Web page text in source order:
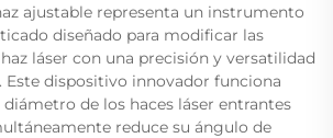
ajustable representa un instrumento
diseñado para modificar las
láser con una precisión y versatilidad
Este dispositivo innovador funciona
de los haces láser entrantes
reduce su ángulo de